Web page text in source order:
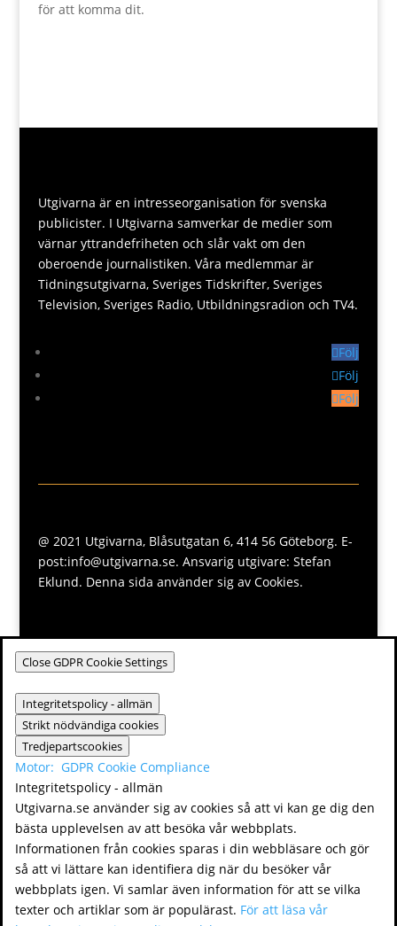
för att komma dit.
Utgivarna är en intresseorganisation för svenska
publicister. I Utgivarna samverkar de medier som
värnar yttrandefriheten och slår vakt om den
oberoende journalistiken. Våra medlemmar är
Tidningsutgivarna, Sveriges Tidskrifter, Sveriges
Television, Sveriges Radio, Utbildningsradion och TV4.
Följ
Följ
Följ
@ 2021 Utgivarna, Blåsutgatan 6, 414 56 Göteborg. E-
post:info@utgivarna.se. Ansvarig utgivare: Stefan
Eklund. Denna sida använder sig av Cookies.
Close GDPR Cookie Settings
Integritetspolicy - allmän
Strikt nödvändiga cookies
Tredjepartscookies
Motor: GDPR Cookie Compliance
Integritetspolicy - allmän
Utgivarna.se använder sig av cookies så att vi kan ge dig den
bästa upplevelsen av att besöka vår webbplats.
Informationen från cookies sparas i din webbläsare och gör
så att vi lättare kan identifiera dig när du besöker vår
webbplats igen. Vi samlar även information för att se vilka
texter och artiklar som är populärast. För att läsa vår